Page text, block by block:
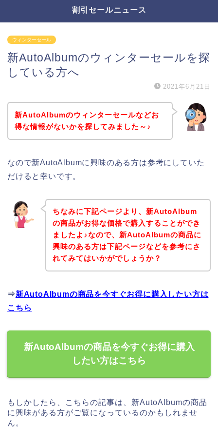
割引セールニュース
ウィンターセール
新AutoAlbumのウィンターセールを探
している方へ
2021年6月21日
新AutoAlbumのウィンターセールなどお
得な情報がないかを探してみました～♪
なので新AutoAlbumに興味のある方は参考にしていた
だけると幸いです。
ちなみに下記ページより、新AutoAlbum
の商品がお得な価格で購入することができ
ましたよ♪なので、新AutoAlbumの商品に
興味のある方は下記ページなどを参考にさ
れてみてはいかがでしょうか？
⇒新AutoAlbumの商品を今すぐお得に購入したい方は
こちら
新AutoAlbumの商品を今すぐお得に購入
したい方はこちら
もしかしたら、こちらの記事は、新AutoAlbumの商品
に興味がある方がご覧になっているのかもしれませ
ん。